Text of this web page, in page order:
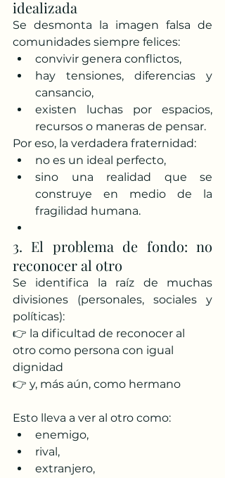
idealizada
Se desmonta la imagen falsa de
comunidades siempre felices:
convivir genera conflictos,
hay tensiones, diferencias y
cansancio,
existen luchas por espacios,
recursos o maneras de pensar.
Por eso, la verdadera fraternidad:
no es un ideal perfecto,
sino una realidad que se
construye en medio de la
fragilidad humana.
3. El problema de fondo: no
reconocer al otro
Se identifica la raíz de muchas
divisiones (personales, sociales y
políticas):
👉 la dificultad de reconocer al
otro como persona con igual
dignidad
👉 y, más aún, como hermano
Esto lleva a ver al otro como:
enemigo,
rival,
extranjero,